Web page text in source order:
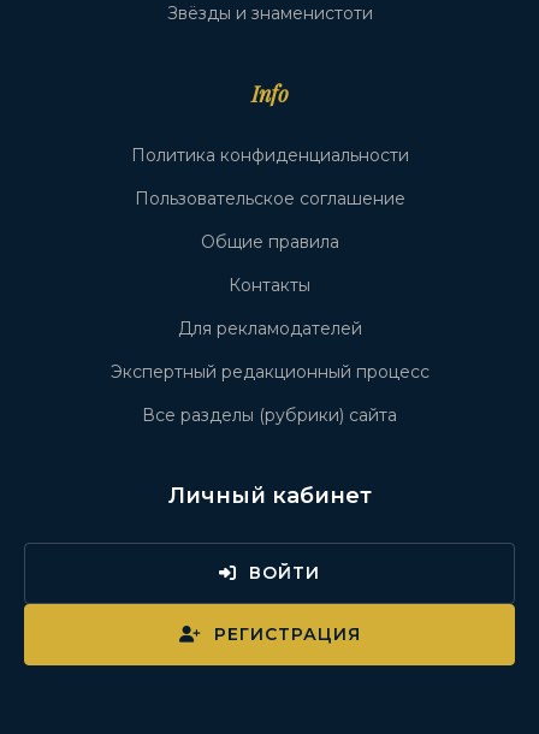
Звёзды и знаменистоти
Info
Политика конфиденциальности
Пользовательское соглашение
Общие правила
Контакты
Для рекламодателей
Экспертный редакционный процесс
Все разделы (рубрики) сайта
Личный кабинет
ВОЙТИ
РЕГИСТРАЦИЯ